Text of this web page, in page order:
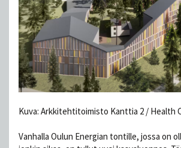
Kuva: Arkkitehtitoimisto Kanttia 2 / Health
Vanhalla Oulun Energian tontille, jossa on